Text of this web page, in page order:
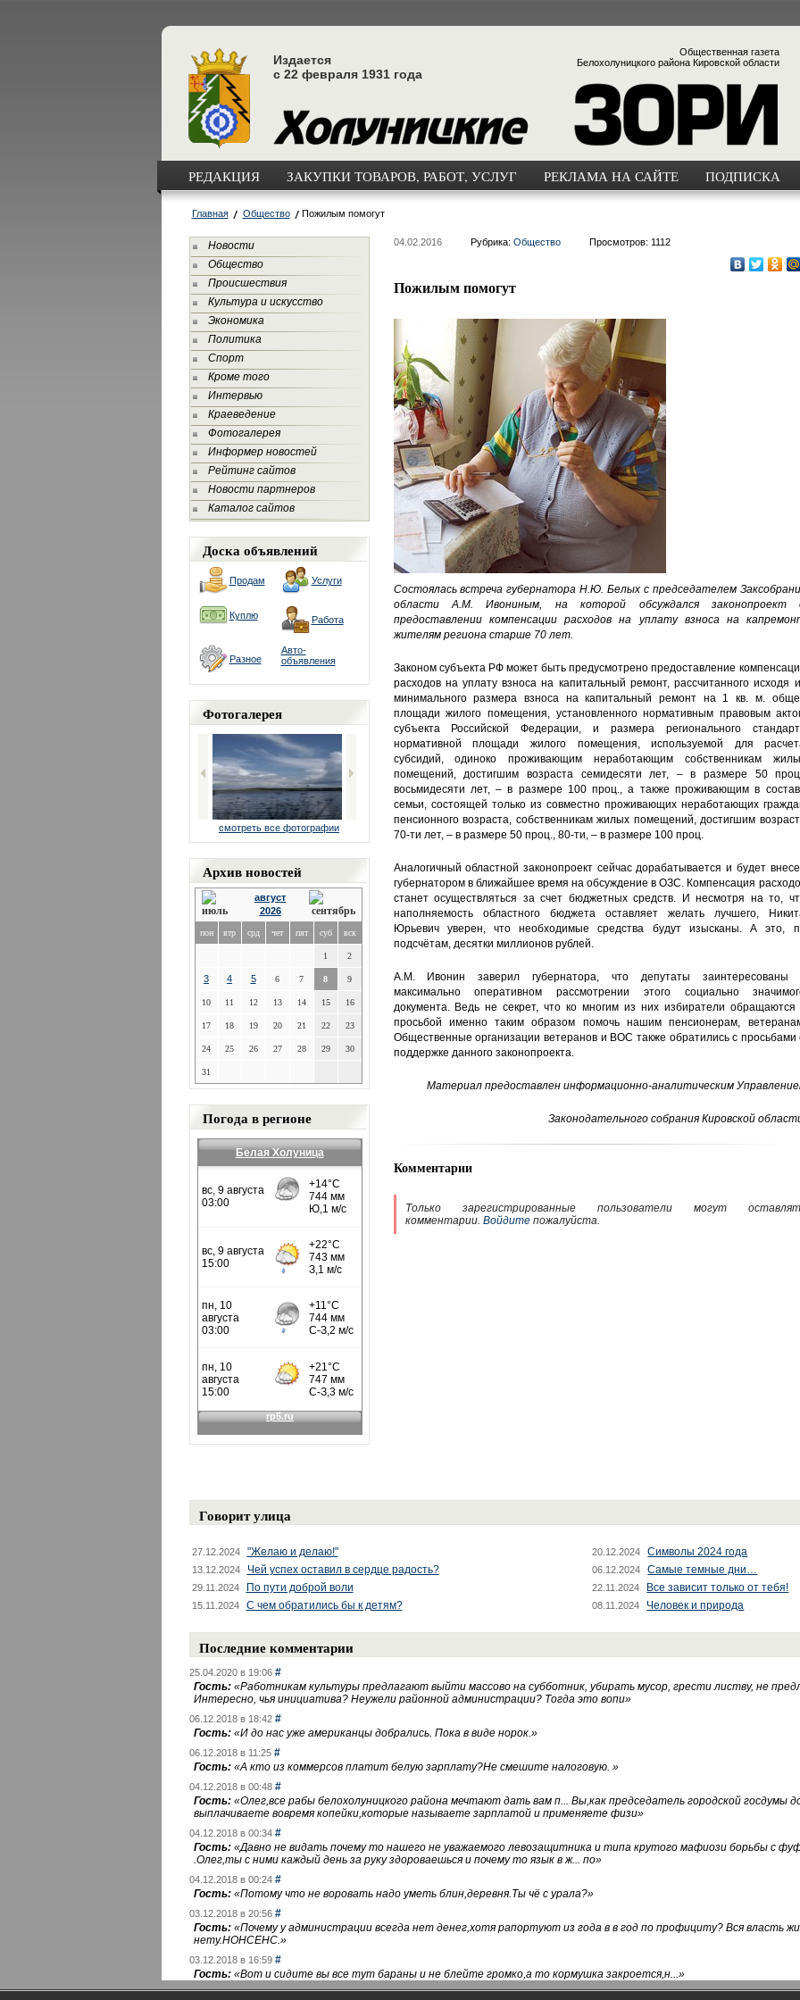
Издается
с 22 февраля 1931 года
Общественная газета
Белохолуницкого района Кировской области
РЕДАКЦИЯ ЗАКУПКИ ТОВАРОВ, РАБОТ, УСЛУГ РЕКЛАМА НА САЙТЕ ПОДПИСКА
Главная Общество Пожилым помогут
Новости
Общество
Происшествия
Культура и искусство
Экономика
Политика
Спорт
Кроме того
Интервью
Краеведение
Фотогалерея
Информер новостей
Рейтинг сайтов
Новости партнеров
Каталог сайтов
Доска объявлений
Продам Услуги
Куплю Работа
Разное
Авто-
объявления
Фотогалерея
смотреть все фотографии
Архив новостей
август
2026
пон втр срд чет пят суб вск
1 2
3 4 5 6 7 8 9
10 11 12 13 14 15 16
17 18 19 20 21 22 23
24 25 26 27 28 29 30
31
Погода в регионе
Белая Холуница
04.02.2016 Рубрика: Общество Просмотров: 1112
Пожилым помогут
Состоялась встреча губернатора Н.Ю. Белых с председателем
области А.М. Ивониным, на которой обсуждался законопроект
предоставлении компенсации расходов на уплату взноса на
жителям региона старше 70 лет.
Законом субъекта РФ может быть предусмотрено предоставление
расходов на уплату взноса на капитальный ремонт, рассчитанного исходя
минимального размера взноса на капитальный ремонт на 1 кв. м.
площади жилого помещения, установленного нормативным правовым
субъекта Российской Федерации, и размера регионального
нормативной площади жилого помещения, используемой для
субсидий, одиноко проживающим неработающим собственникам
помещений, достигшим возраста семидесяти лет, – в размере 50
восьмидесяти лет, – в размере 100 проц., а также проживающим в
семьи, состоящей только из совместно проживающих неработающих
пенсионного возраста, собственникам жилых помещений, достигшим
70-ти лет, – в размере 50 проц., 80-ти, – в размере 100 проц.
Аналогичный областной законопроект сейчас дорабатывается и будет
губернатором в ближайшее время на обсуждение в ОЗС. Компенсация
станет осуществляться за счет бюджетных средств. И несмотря на то,
наполняемость областного бюджета оставляет желать лучшего,
Юрьевич уверен, что необходимые средства будут изысканы. А это,
подсчётам, десятки миллионов рублей.
А.М. Ивонин заверил губернатора, что депутаты заинтересованы
максимально оперативном рассмотрении этого социально
документа. Ведь не секрет, что ко многим из них избиратели обращаются
просьбой именно таким образом помочь нашим пенсионерам,
Общественные организации ветеранов и ВОС также обратились с просьбами
поддержке данного законопроекта.
Материал предоставлен информационно-аналитическим
Законодательного собрания Кировской
Комментарии
Только зарегистрированные пользователи могут
комментарии. Войдитепожалуйста.
Говорит улица
27.12.2024 "Желаю и делаю!" 20.12.2024 Символы 2024 года
13.12.2024 Чей успех оставил в сердце радость? 06.12.2024 Самые темные дни…
29.11.2024 По пути доброй воли 22.11.2024 Все зависит только от тебя!
15.11.2024 С чем обратились бы к детям? 08.11.2024 Человек и природа
Последние комментарии
25.04.2020 в 19:06 #
Гость: «Работникам культуры предлагают выйти массово на субботник, убирать мусор, грести листву, не
Интересно, чья инициатива? Неужели районной администрации? Тогда это вопи»
06.12.2018 в 18:42 #
Гость: «И до нас уже американцы добрались. Пока в виде норок.»
06.12.2018 в 11:25 #
Гость: «А кто из коммерсов платит белую зарплату?Не смешите налоговую. »
04.12.2018 в 00:48 #
Гость: «Олег,все рабы белохолуницкого района мечтают дать вам п... Вы,как председатель городской госдумы
выплачиваете вовремя копейки,которые называете зарплатой и применяете физи»
04.12.2018 в 00:34 #
Гость: «Давно не видать почему то нашего не уважаемого левозащитника и типа крутого мафиози борьбы с
.Олег,ты с ними каждый день за руку здороваешься и почему то язык в ж... по»
04.12.2018 в 00:24 #
Гость: «Потому что не воровать надо уметь блин,деревня.Ты чё с урала?»
03.12.2018 в 20:56 #
Гость: «Почему у администрации всегда нет денег,хотя рапортуют из года в в год по профициту? Вся власть
нету.НОНСЕНС.»
03.12.2018 в 16:59 #
Гость: «Вот и сидите вы все тут бараны и не блейте громко,а то кормушка закроется,н...»